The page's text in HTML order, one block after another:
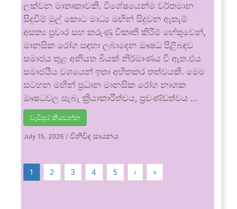
ලක්වන මාතෘකාවකි. විශේෂයෙන්ම වර්තමාන
සිදුවීම් මුල් කොට මාධ්‍ය මඟින් සිදුවන ඇතැම්
අසත්‍ය ප්‍රචාර සහ කරුණු විකෘති කිරීම් හේතුවෙන්,
මානසික රෝග සඳහා ලබාදෙන ඖෂධ පිළිබඳව
සමාජය තුළ අනියත බියක් නිර්මාණය වී ඇත.එය
සමාජයීය වශයෙන් ඉතා අහිතකර තත්වයකි. මෙම
සටහන මඟින් ප්‍රධාන මානසික රෝග නාශක
ඖෂධවල සැබෑ ක්‍රියාකාරීත්වය, ප්‍රචණ්ඩත්වය …
වැඩිපුර කියවන්න
July 15, 2026 /විනිවිද සායනය
1 2 3 4 5 › »